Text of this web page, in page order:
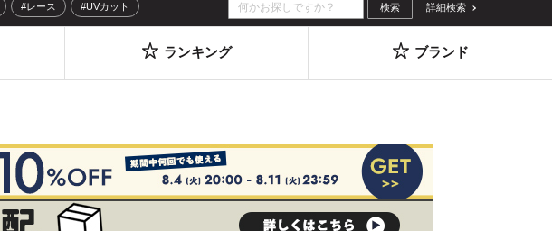
#レース #UVカット 詳細検索
ランキング ブランド